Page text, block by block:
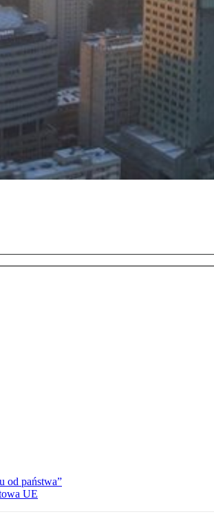
od państwa”
UE